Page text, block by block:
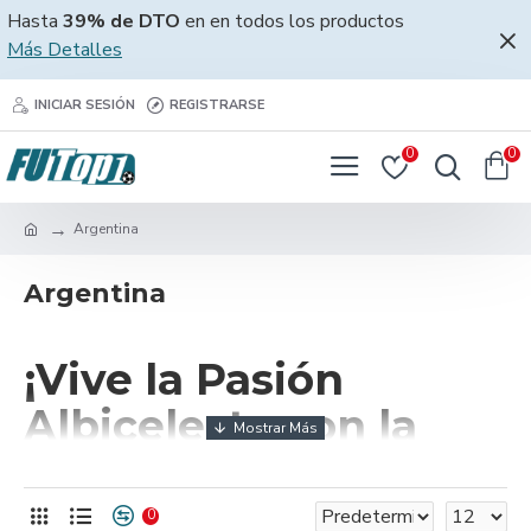
Hasta 39% de DTO en en todos los productos
Más Detalles
INICIAR SESIÓN REGISTRARSE
0 0
Argentina
Argentina
¡Vive la Pasión
Albiceleste con la
2025!
0